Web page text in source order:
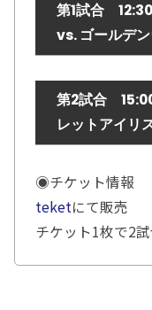
第1試合
vs. ゴールデ
第2試合
レットアイリ
◉チケット情報
teketにて販売
チケット1枚で2